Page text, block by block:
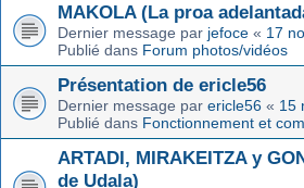
MAKOLA (La proa
Dernier message par jefoce « 17
Publié dans Forum photos/vidéos
Présentation de ericle56
Dernier message par ericle56 « 15
Publié dans Fonctionnement et
ARTADI, MIRAKEITZA y
de Udala)